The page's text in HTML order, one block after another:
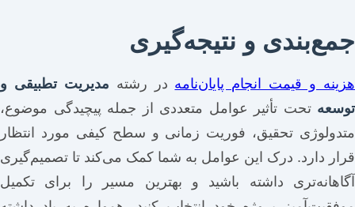
جمع‌بندی و نتیجه‌گیری
هزینه و قیمت انجام پایان‌نامه در رشته مدیریت تطبیقی و
توسعه تحت تأثیر عوامل متعددی از جمله پیچیدگی موضوع،
متدولوژی تحقیق، فوریت زمانی و سطح کیفی مورد انتظار
قرار دارد. درک این عوامل به شما کمک می‌کند تا تصمیم‌گیری
آگاهانه‌تری داشته باشید و بهترین مسیر را برای تکمیل